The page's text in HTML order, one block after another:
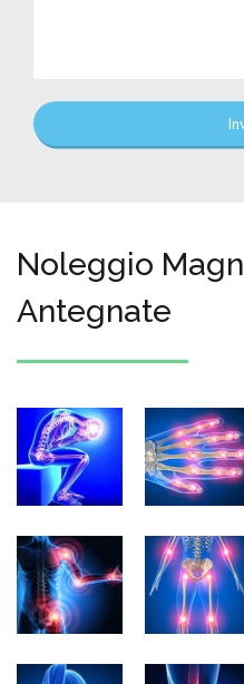
Noleggio
Antegnate